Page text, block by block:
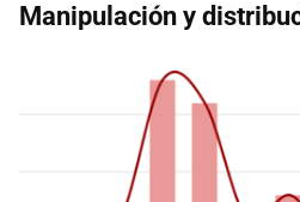
Manipulación y